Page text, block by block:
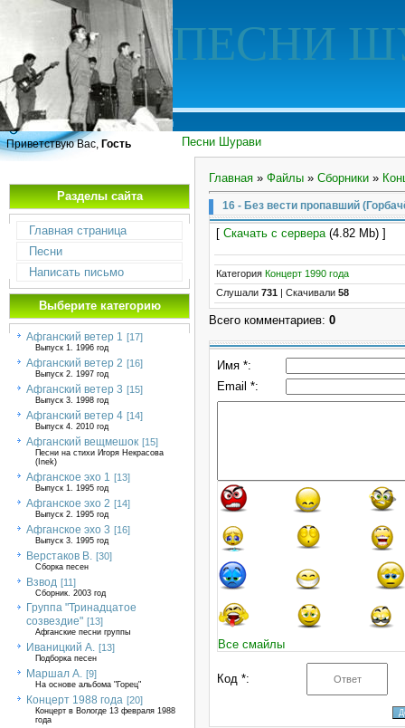
ПЕСНИ
Песни Шурави
Приветствую Вас, Гость
Разделы сайта
Главная страница
Песни
Написать письмо
Выберите категорию
Афганский ветер 1 [17]
Выпуск 1. 1996 год
Афганский ветер 2 [16]
Выпуск 2. 1997 год
Афганский ветер 3 [15]
Выпуск 3. 1998 год
Афганский ветер 4 [14]
Выпуск 4. 2010 год
Афганский вещмешок [15]
Песни на стихи Игоря Некрасова
(Inek)
Афганское эхо 1 [13]
Выпуск 1. 1995 год
Афганское эхо 2 [14]
Выпуск 2. 1995 год
Афганское эхо 3 [16]
Выпуск 3. 1995 год
Верстаков В. [30]
Сборка песен
Взвод [11]
Сборник. 2003 год
Группа "Тринадцатое
созвездие" [13]
Афганские песни группы
Иваницкий А. [13]
Подборка песен
Маршал А. [9]
На основе альбома "Горец"
Концерт 1988 года [20]
Концерт в Вологде 13 февраля 1988
года
Главная » Файлы » Сборники »
16 - Без вести пропавший
[ Скачать с сервера(4.82 Mb) ]
Категория Концерт 1990 года
Слушали 731 Скачивали 58
Всего комментариев: 0
Имя *:
Email *:
Все смайлы
Код *: